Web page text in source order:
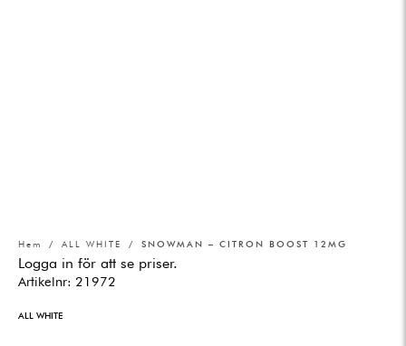
Hem / ALL WHITE / SNOWMAN – CITRON BOOST 12MG
Logga in för att se priser.
Artikelnr: 21972
ALL WHITE